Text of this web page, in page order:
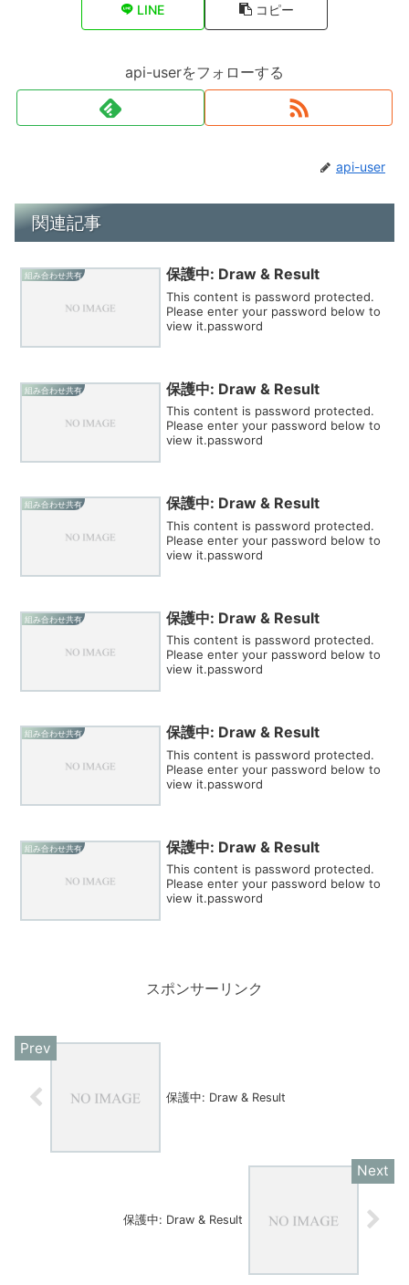
LINE コピー
api-userをフォローする
api-user
関連記事
組み合わせ共有 保護中: Draw & Result
This content is password protected.
Please enter your password below to
view it.password
組み合わせ共有 保護中: Draw & Result
This content is password protected.
Please enter your password below to
view it.password
組み合わせ共有 保護中: Draw & Result
This content is password protected.
Please enter your password below to
view it.password
組み合わせ共有 保護中: Draw & Result
This content is password protected.
Please enter your password below to
view it.password
組み合わせ共有 保護中: Draw & Result
This content is password protected.
Please enter your password below to
view it.password
組み合わせ共有 保護中: Draw & Result
This content is password protected.
Please enter your password below to
view it.password
スポンサーリンク
保護中: Draw & Result
保護中: Draw & Result